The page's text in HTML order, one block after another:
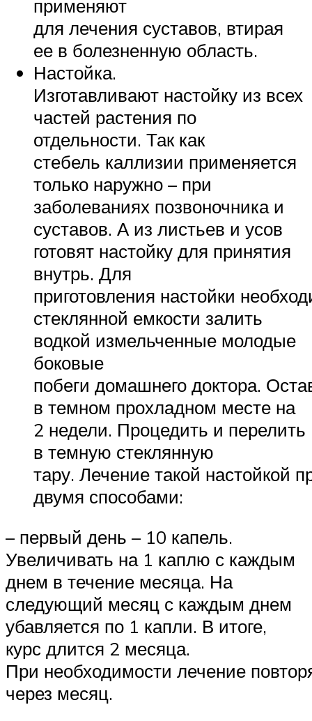
применяют
для лечения суставов, втирая
ее в болезненную область.
Настойка.
Изготавливают настойку из всех
частей растения по
отдельности. Так как
стебель каллизии применяется
только наружно – при
заболеваниях позвоночника и
суставов. А из листьев и усов
готовят настойку для принятия
внутрь. Для
приготовления настойки
стеклянной емкости залить
водкой измельченные молодые
боковые
побеги домашнего доктора.
в темном прохладном месте на
2 недели. Процедить и перелить
в темную стеклянную
тару. Лечение такой настойкой
двумя способами:
– первый день – 10 капель.
Увеличивать на 1 каплю с каждым
днем в течение месяца. На
следующий месяц с каждым днем
убавляется по 1 капли. В итоге,
курс длится 2 месяца.
При необходимости лечение
через месяц.